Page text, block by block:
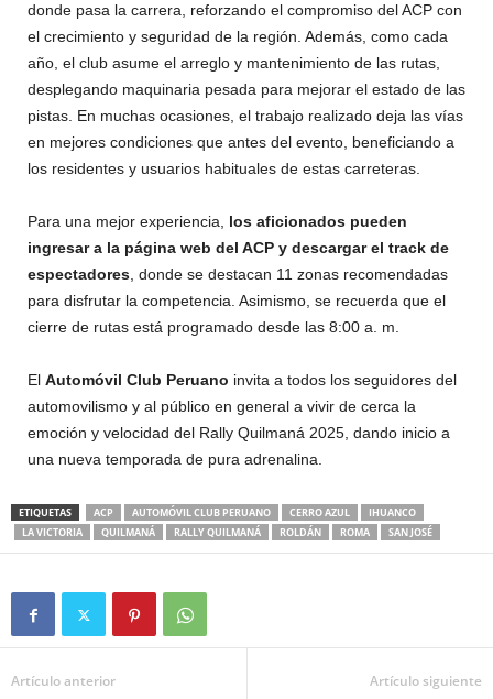
donde pasa la carrera, reforzando el compromiso del ACP con
el crecimiento y seguridad de la región. Además, como cada
año, el club asume el arreglo y mantenimiento de las rutas,
desplegando maquinaria pesada para mejorar el estado de las
pistas. En muchas ocasiones, el trabajo realizado deja las vías
en mejores condiciones que antes del evento, beneficiando a
los residentes y usuarios habituales de estas carreteras.
Para una mejor experiencia, los aficionados pueden
ingresar a la página web del ACP y descargar el track de
espectadores, donde se destacan 11 zonas recomendadas
para disfrutar la competencia. Asimismo, se recuerda que el
cierre de rutas está programado desde las 8:00 a. m.
El Automóvil Club Peruano invita a todos los seguidores del
automovilismo y al público en general a vivir de cerca la
emoción y velocidad del Rally Quilmaná 2025, dando inicio a
una nueva temporada de pura adrenalina.
ETIQUETAS ACP AUTOMÓVIL CLUB PERUANO CERRO AZUL
IHUANCO
LA VICTORIA
QUILMANÁ RALLY QUILMANÁ ROLDÁN ROMA SAN JOSÉ
Artículo anterior Artículo siguiente